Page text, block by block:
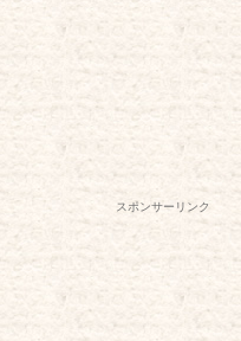
スポンサーリンク